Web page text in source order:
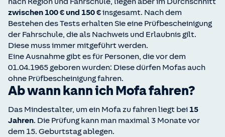
zwischen 100 € und 150 €insgesamt. Nach dem
Bestehen des Tests erhalten Sie eine Prüfbescheinigung
der Fahrschule, die als Nachweis und Erlaubnis gilt.
Diese muss immer mitgeführt werden.
Eine Ausnahme gibt es für Personen, die vor dem
01.04.1965 geboren wurden: Diese dürfen Mofas auch
ohne Prüfbescheinigung fahren.
Ab wann kann ich Mofa fahren?
Das Mindestalter, um ein Mofa zu fahren liegt bei 15
Jahren. Die Prüfung kann man maximal 3 Monate vor
dem 15. Geburtstag ablegen.